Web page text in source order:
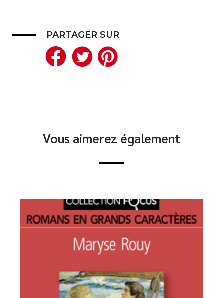
PARTAGER SUR
Facebook
Twitter
Vous aimerez également